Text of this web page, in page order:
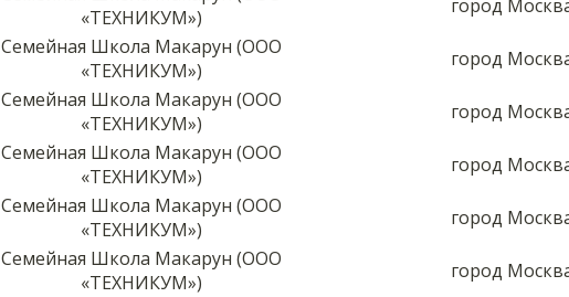
«ТЕХНИКУМ»)
город
Семейная Школа Макарун (ООО
«ТЕХНИКУМ»)
город
Семейная Школа Макарун (ООО
«ТЕХНИКУМ»)
город
Семейная Школа Макарун (ООО
«ТЕХНИКУМ»)
город
Семейная Школа Макарун (ООО
«ТЕХНИКУМ»)
город
Семейная Школа Макарун (ООО
«ТЕХНИКУМ»)
город